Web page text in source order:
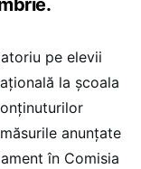
pe elevii
la școala
anunțate
în Comisia